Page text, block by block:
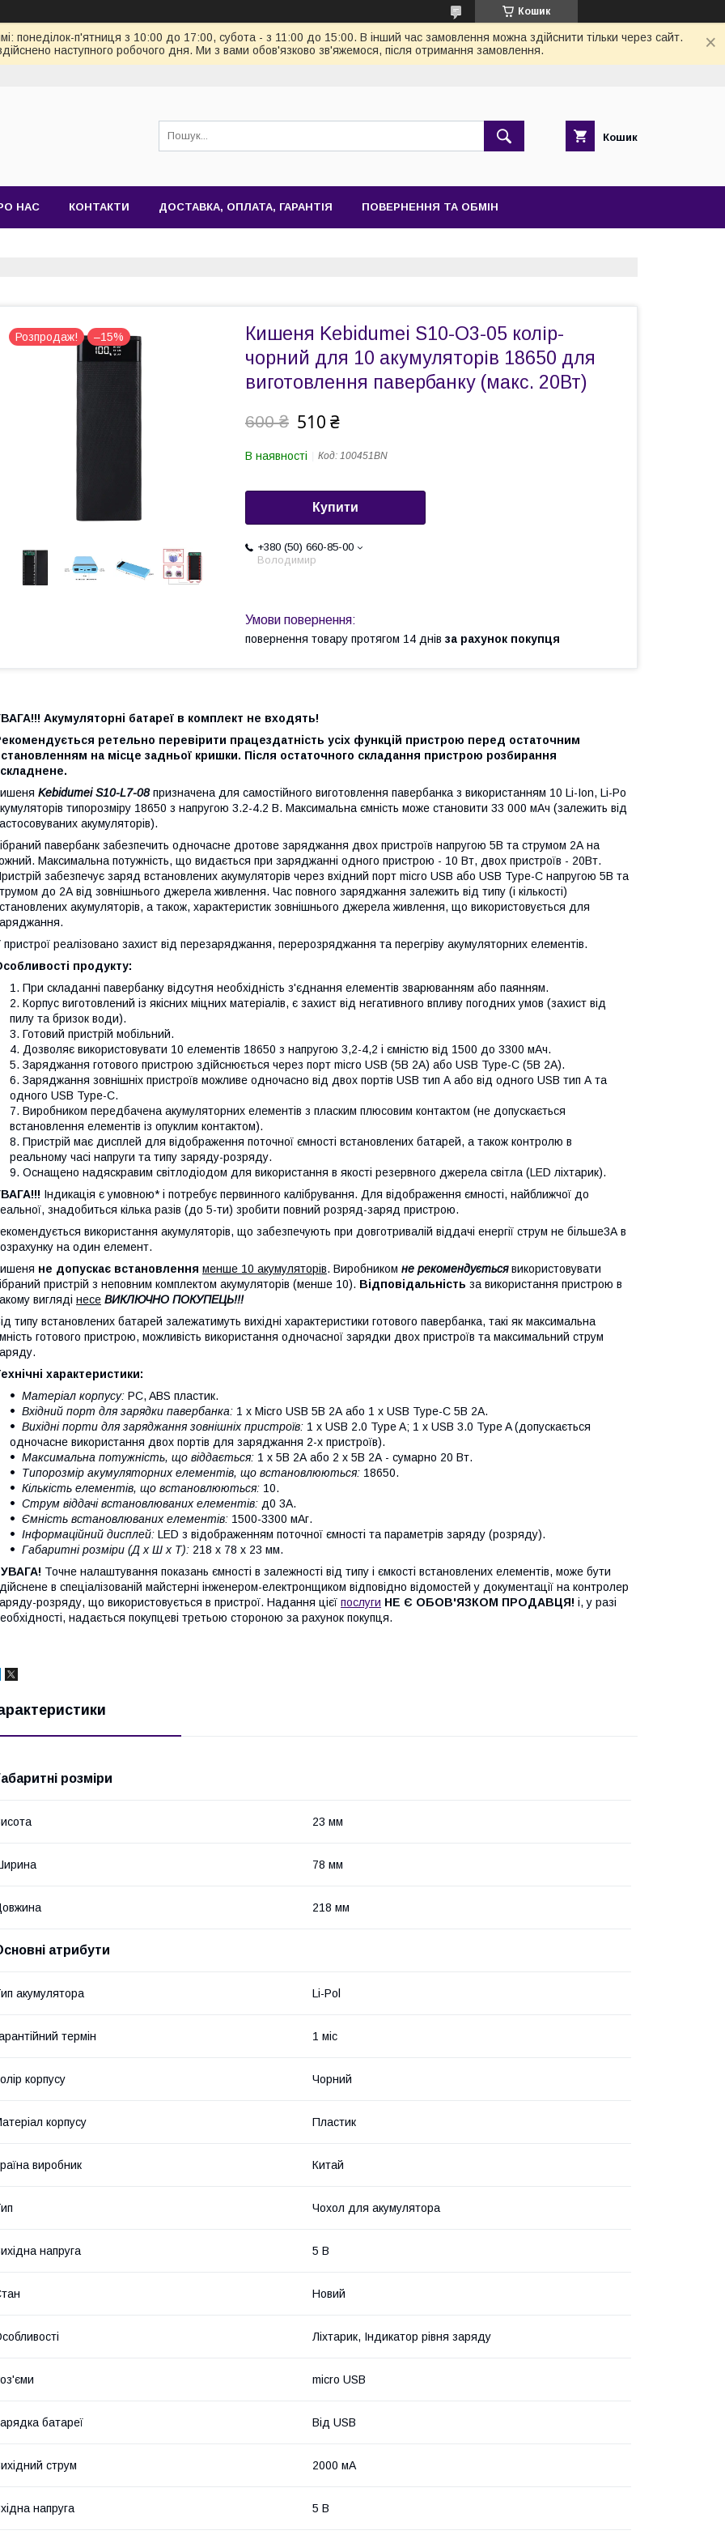
Кошик
понеділок-п'ятниця з 10:00 до 17:00, субота - з 11:00 до 15:00. В інший час замовлення можна здійснити тільки через сайт.
наступного робочого дня. Ми з вами обов'язково зв'яжемося, після отримання замовлення.
Кошик
НАС КОНТАКТИ ДОСТАВКА, ОПЛАТА, ГАРАНТІЯ ПОВЕРНЕННЯ ТА ОБМІН
Розпродаж! –15%
Кишеня Kebidumei S10-O3-05 колір-
чорний для 10 акумуляторів 18650 для
виготовлення павербанку (макс. 20Вт)
600 ₴ 510 ₴
В наявності Код: 100451BN
Купити
+380 (50) 660-85-00
Володимир
повернення товару протягом 14 днів за рахунок покупця
Акумуляторні батареї в комплект не входять!
ретельно перевірити працездатність усіх функцій пристрою перед остаточним
на місце задньої кришки. Після остаточного складання пристрою розбирання
Kebidumei S10-L7-08призначена для самостійного виготовлення павербанка з використанням 10 Li-Ion, Li-Po
типорозміру 18650 з напругою 3.2-4.2 В. Максимальна ємність може становити 33 000 мАч (залежить від
акумуляторів).
павербанк забезпечить одночасне дротове заряджання двох пристроїв напругою 5В та струмом 2А на
Максимальна потужність, що видається при заряджанні одного пристрою - 10 Вт, двох пристроїв - 20Вт.
забезпечує заряд встановлених акумуляторів через вхідний порт micro USB або USB Type-C напругою 5В та
до 2А від зовнішнього джерела живлення. Час повного заряджання залежить від типу (і кількості)
акумуляторів, а також, характеристик зовнішнього джерела живлення, що використовується для
пристрої реалізовано захист від перезаряджання, перерозряджання та перегріву акумуляторних елементів.
продукту:
При складанні павербанку відсутня необхідність з'єднання елементів зварюванням або паянням.
Корпус виготовлений із якісних міцних матеріалів, є захист від негативного впливу погодних умов (захист від
пилу та бризок води).
Готовий пристрій мобільний.
Дозволяє використовувати 10 елементів 18650 з напругою 3,2-4,2 і ємністю від 1500 до 3300 мАч.
Заряджання готового пристрою здійснюється через порт micro USB (5В 2А) або USB Type-C (5В 2А).
Заряджання зовнішніх пристроїв можливе одночасно від двох портів USB тип А або від одного USB тип А та
одного USB Type-C.
Виробником передбачена акумуляторних елементів з пласким плюсовим контактом (не допускається
встановлення елементів із опуклим контактом).
Пристрій має дисплей для відображення поточної ємності встановлених батарей, а також контролю в
реальному часі напруги та типу заряду-розряду.
Оснащено надяскравим світлодіодом для використання в якості резервного джерела світла (LED ліхтарик).
Індикація є умовною* і потребує первинного калібрування. Для відображення ємності, найближчої до
знадобиться кілька разів (до 5-ти) зробити повний розряд-заряд пристрою.
використання акумуляторів, що забезпечують при довготривалій віддачі енергії струм не більше3А в
на один елемент.
не допускає встановлення менше 10 акумуляторів. Виробником не рекомендуєтьсявикористовувати
пристрій з неповним комплектом акумуляторів (менше 10). Відповідальність за використання пристрою в
вигляді несе ВИКЛЮЧНО ПОКУПЕЦЬ!!!
типу встановлених батарей залежатимуть вихідні характеристики готового павербанка, такі як максимальна
готового пристрою, можливість використання одночасної зарядки двох пристроїв та максимальний струм
характеристики:
Матеріал корпусу: PC, ABS пластик.
Вхідний порт для зарядки павербанка: 1 х Micro USB 5В 2А або 1 х USB Type-С 5В 2А.
Вихідні порти для заряджання зовнішніх пристроїв: 1 х USB 2.0 Type A; 1 x USB 3.0 Type A (допускається
одночасне використання двох портів для заряджання 2-х пристроїв).
Максимальна потужність, що віддається: 1 х 5В 2А або 2 х 5В 2А - сумарно 20 Вт.
Типорозмір акумуляторних елементів, що встановлюються: 18650.
Кількість елементів, що встановлюються: 10.
Струм віддачі встановлюваних елементів: д0 3А.
Ємність встановлюваних елементів: 1500-3300 мАг.
Інформаційний дисплей: LED з відображенням поточної ємності та параметрів заряду (розряду).
Габаритні розміри (Д х Ш х Т): 218 х 78 х 23 мм.
Точне налаштування показань ємності в залежності від типу і ємкості встановлених елементів, може бути
в спеціалізованій майстерні інженером-електронщиком відповідно відомостей у документації на контролер
розряду, що використовується в пристрої. Надання цієї послуги НЕ Є ОБОВ'ЯЗКОМ ПРОДАВЦЯ! і, у разі
надається покупцеві третьою стороною за рахунок покупця.
розміри
23 мм
78 мм
218 мм
атрибути
акумулятора Li-Pol
термін 1 міс
корпусу Чорний
корпусу Пластик
виробник Китай
Чохол для акумулятора
напруга 5 В
Новий
Ліхтарик, Індикатор рівня заряду
micro USB
батареї Від USB
струм 2000 мА
напруга 5 В